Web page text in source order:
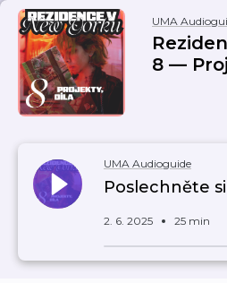
UMA
8 —
UMA Audioguide
Poslechněte
2. 6. 2025 25 min